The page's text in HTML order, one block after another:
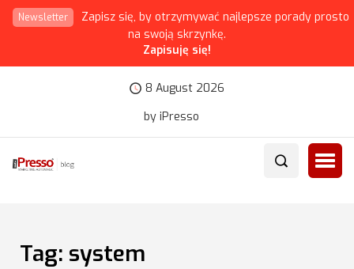
Newsletter
Zapisz się, by otrzymywać najlepsze porady prosto
na swoją skrzynkę.
Zapisuję się!
8 August 2026
by iPresso
Tag: system